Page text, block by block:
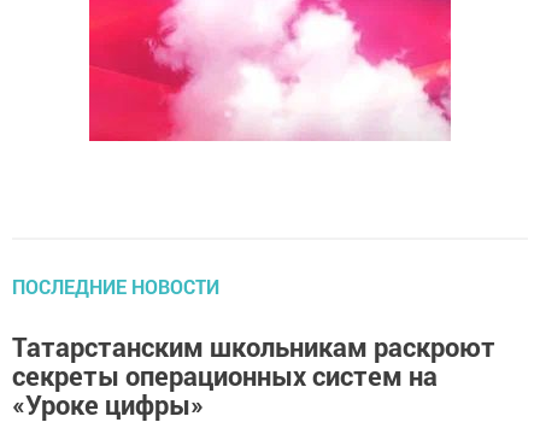
ПОСЛЕДНИЕ НОВОСТИ
Татарстанским школьникам раскроют
секреты операционных систем на
«Уроке цифры»